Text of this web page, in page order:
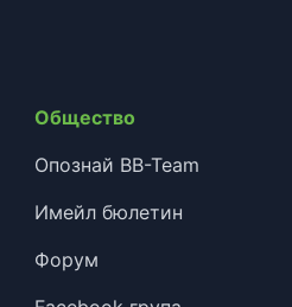
Общество
Опознай BB-Team
Имейл бюлетин
Форум